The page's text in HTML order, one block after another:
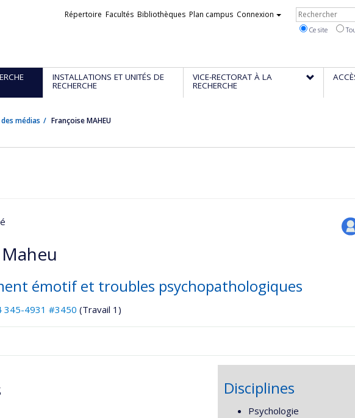
Liens
Répertoire Facultés Bibliothèques Plan campus Connexion
Ce site
INSTALLATIONS ET UNITÉS DE
RECHERCHE
VICE-RECTORAT À LA
RECHERCHE
médias Françoise MAHEU
émotif et troubles psychopathologiques
345-4931 #3450 (Travail 1)
Disciplines
Psychologie